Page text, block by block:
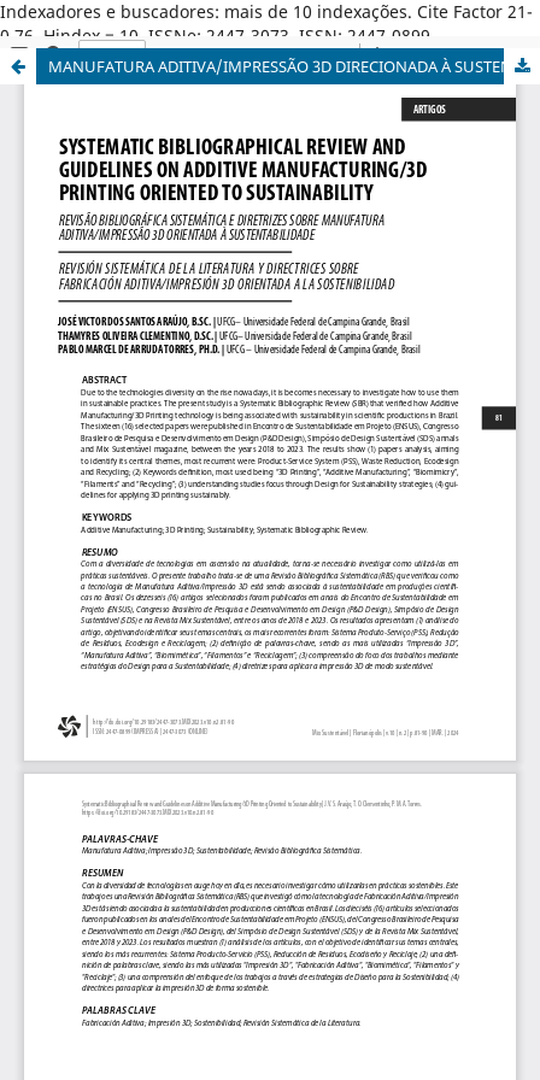
Indexadores e buscadores: mais de 10 indexações. Cite Factor 21-
0,76. Hindex = 10. ISSNe: 2447-3073. ISSN: 2447-0899.
MANUFATURA ADITIVA/IMPRESSÃO 3D DIRECIONADA À SUSTENTABILIDADE: PANORAMA BIBLIOGRÁFICO BRASILEIRO E DIRETRIZES DE APLICAÇÃO